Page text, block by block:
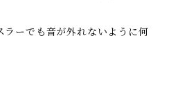
ラーでも音が外れないように何